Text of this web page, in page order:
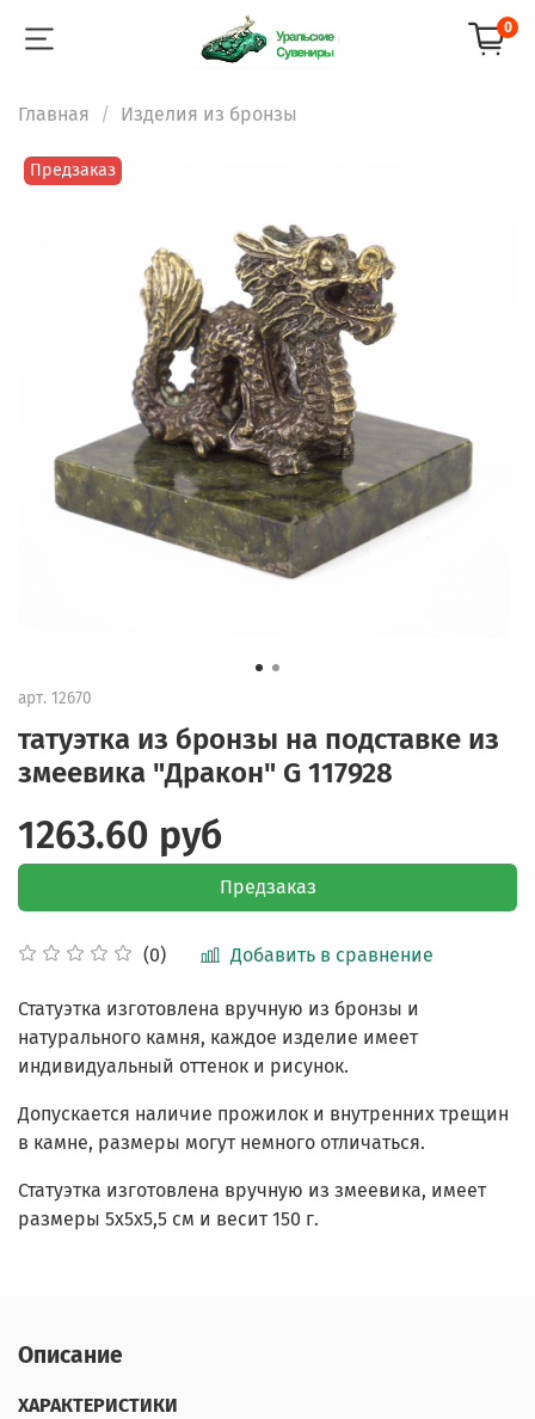
0
Главная Изделия из бронзы
Предзаказ
арт. 12670
татуэтка из бронзы на подставке из
змеевика "Дракон" G 117928
(0) Добавить в сравнение
1263.60 руб
Предзаказ
Статуэтка изготовлена вручную из бронзы и
натурального камня, каждое изделие имеет
индивидуальный оттенок и рисунок.
Допускается наличие прожилок и внутренних трещин
в камне, размеры могут немного отличаться.
Статуэтка изготовлена вручную из змеевика, имеет
размеры 5х5х5,5 см и весит 150 г.
Описание
ХАРАКТЕРИСТИКИ